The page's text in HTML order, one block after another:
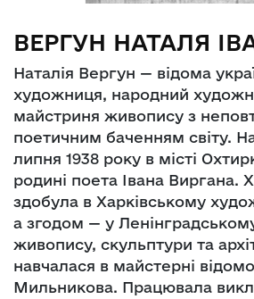
ВЕРГУН НАТАЛЯ
Наталія Вергун — відома
художниця, народний
майстриня живопису з
поетичним баченням світу.
липня 1938 року в місті
родині поета Івана Виргана.
здобула в Харківському
а згодом — у Ленінградському
живопису, скульптури та
навчалася в майстерні
Мильникова. Працювала